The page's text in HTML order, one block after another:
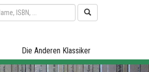
Die Anderen Klassiker